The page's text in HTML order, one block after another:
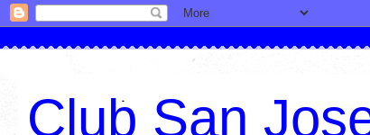
Club San